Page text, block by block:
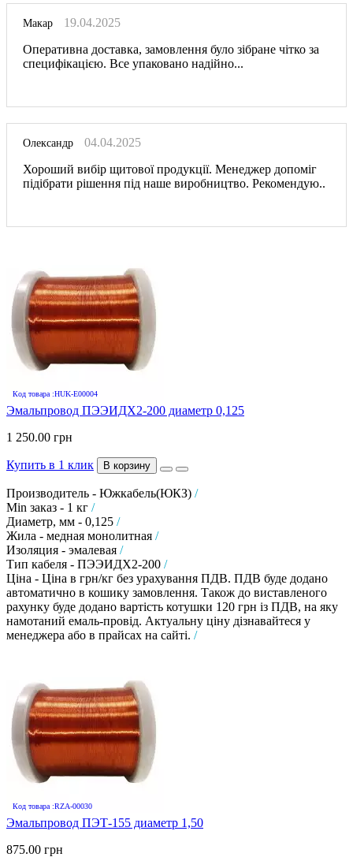
Макар
19.04.2025
Оперативна доставка, замовлення було зібране чітко за
специфікацією. Все упаковано надійно...
Олександр
04.04.2025
Хороший вибір щитової продукції. Менеджер допоміг
підібрати рішення під наше виробництво. Рекомендую..
Код товара :HUK-E00004
Эмальпровод ПЭЭИДХ2-200 диаметр 0,125
1 250.00 грн
Купить в 1 клик В корзину
Производитель - Южкабель(ЮКЗ) /
Min заказ - 1 кг /
Диаметр, мм - 0,125 /
Жила - медная монолитная /
Изоляция - эмалевая /
Тип кабеля - ПЭЭИДХ2-200 /
Ціна - Ціна в грн/кг без урахування ПДВ. ПДВ буде додано
автоматично в кошику замовлення. Також до виставленого
рахунку буде додано вартість котушки 120 грн із ПДВ, на яку
намотаний емаль-провід. Актуальну ціну дізнавайтеся у
менеджера або в прайсах на сайті. /
Код товара :RZA-00030
Эмальпровод ПЭТ-155 диаметр 1,50
875.00 грн